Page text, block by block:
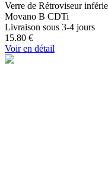
Verre de Rétroviseur
Movano B CDTi
Livraison sous 3-4 jours
15.80 €
Voir en détail